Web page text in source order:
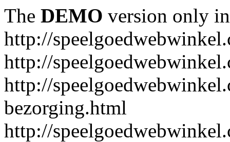
The DEMO version only
http://
http://
http://
bezorging.html
http://